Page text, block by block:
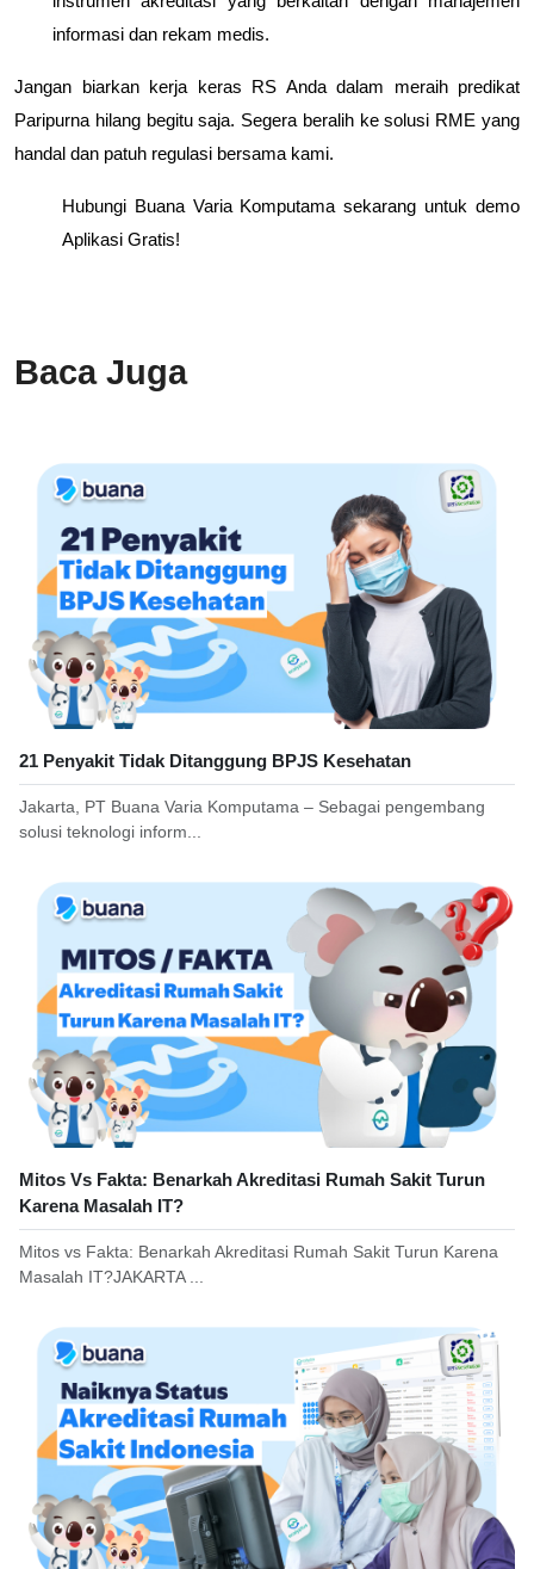
informasi dan rekam medis.
Jangan biarkan kerja keras RS Anda dalam meraih predikat
Paripurna hilang begitu saja. Segera beralih ke solusi RME yang
handal dan patuh regulasi bersama kami.
Hubungi Buana Varia Komputama sekarang untuk demo
Aplikasi Gratis!
Baca Juga
21 Penyakit Tidak Ditanggung BPJS Kesehatan
Jakarta, PT Buana Varia Komputama – Sebagai pengembang
solusi teknologi inform...
Mitos Vs Fakta: Benarkah Akreditasi Rumah Sakit Turun
Karena Masalah IT?
Mitos vs Fakta: Benarkah Akreditasi Rumah Sakit Turun Karena
Masalah IT?JAKARTA ...